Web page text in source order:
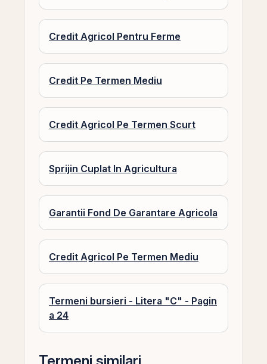
Credit Agricol Pentru Ferme
Credit Pe Termen Mediu
Credit Agricol Pe Termen Scurt
Sprijin Cuplat In Agricultura
Garantii Fond De Garantare Agricola
Credit Agricol Pe Termen Mediu
Termeni bursieri - Litera "C" - Pagin
a 24